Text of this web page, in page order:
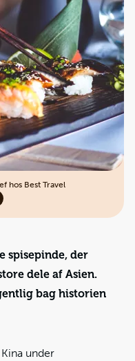
hos Best Travel
spisepinde, der
dele af Asien.
bag historien
under